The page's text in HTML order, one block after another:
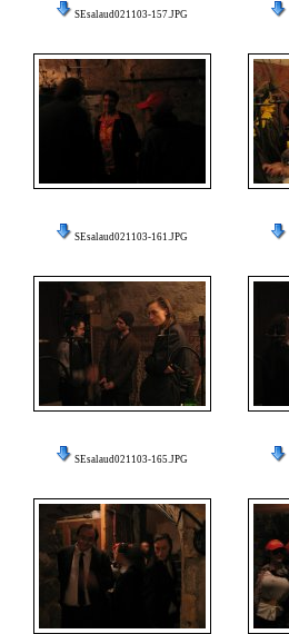
SEsalaud021103-157.JPG
SEsalaud021103-161.JPG
SEsalaud021103-165.JPG